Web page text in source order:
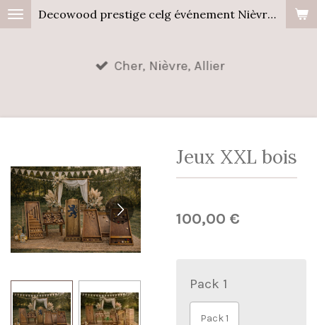
Passer
Decowood prestige celg événement Nièvre, Cher, Allier.
Cher, Nièvre, Allier
Jeux XXL bois
100,00 €
Pack 1
Pack 1